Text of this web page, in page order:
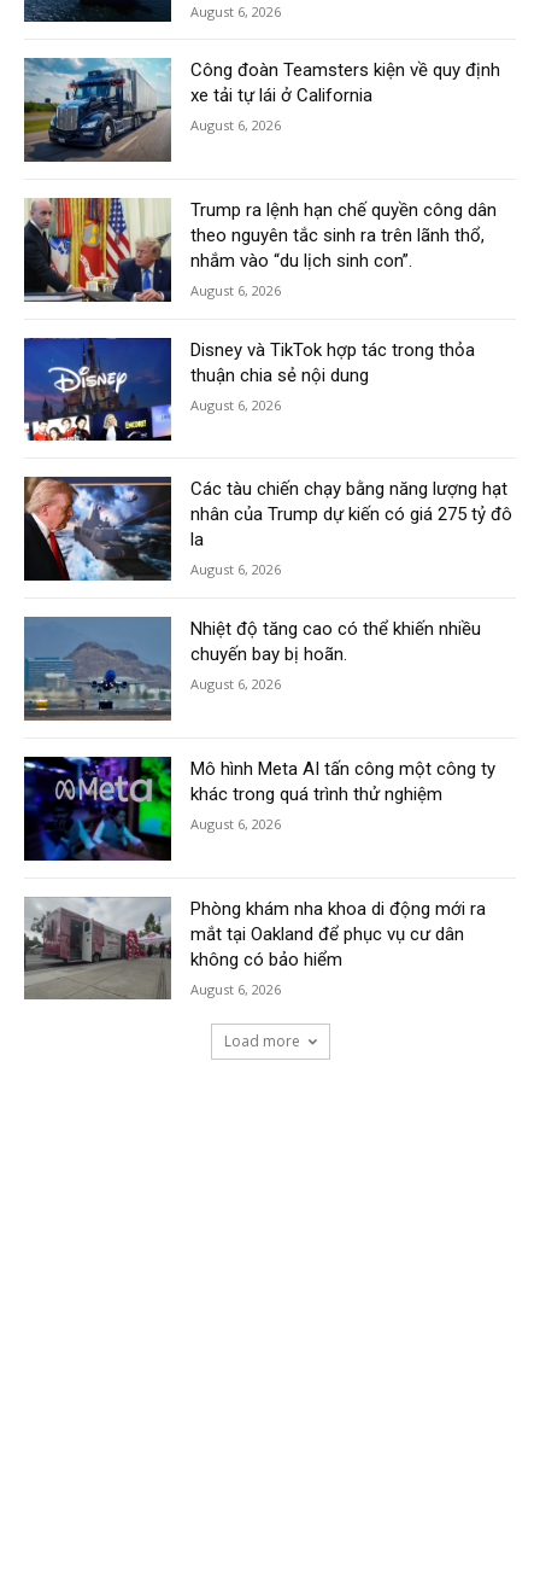
August 6, 2026
Công đoàn Teamsters kiện về quy định
xe tải tự lái ở California
August 6, 2026
Trump ra lệnh hạn chế quyền công dân
theo nguyên tắc sinh ra trên lãnh thổ,
nhắm vào “du lịch sinh con”.
August 6, 2026
Disney và TikTok hợp tác trong thỏa
thuận chia sẻ nội dung
August 6, 2026
Các tàu chiến chạy bằng năng lượng hạt
nhân của Trump dự kiến có giá 275 tỷ đô
la
August 6, 2026
Nhiệt độ tăng cao có thể khiến nhiều
chuyến bay bị hoãn.
August 6, 2026
Mô hình Meta AI tấn công một công ty
khác trong quá trình thử nghiệm
August 6, 2026
Phòng khám nha khoa di động mới ra
mắt tại Oakland để phục vụ cư dân
không có bảo hiểm
August 6, 2026
Load more